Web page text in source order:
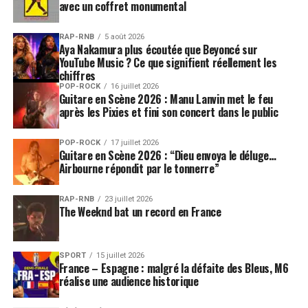
Pudique mais en revanche, tu assumes peut être
davantage certaines de tes convictions ou de tes
tragédies intimes. Je pense à la chansonQuédate. On
a la sensation d’album en album qu’on suit le
cheminement d’Olivia Ruiz et ce grand travail de
réconciliation avec ses racines ?
Maintenant, quand je vois tous mes disques je me dis que
Je n’aime pas l’amour, mais il y a quand même la
chanson cachée en duo avec mon père. « La femme
chocolat », c’était encore la chanson cachée avec mon
dépossédée de cette chose qui nous permet de
continuer notre quête, et de nous rapprocher
uniquement de nous même, qui est quelque chose de
personnel. Sur le live, il y a ces chansons en famille avec
mon cousin Steph à la contrebasse, qui m’accompagne
au quotidien sur la route avec Guy, le guitariste de mon
avec un coffret monumental
RAP-RNB 5 août 2026
Aya Nakamura plus écoutée que Beyoncé sur
YouTube Music ? Ce que signifient réellement les
chiffres
POP-ROCK 16 juillet 2026
Guitare en Scène 2026 : Manu Lanvin met le feu
après les Pixies et fini son concert dans le public
POP-ROCK 17 juillet 2026
Guitare en Scène 2026 : “Dieu envoya le déluge…
Airbourne répondit par le tonnerre”
RAP-RNB 23 juillet 2026
The Weeknd bat un record en France
SPORT 15 juillet 2026
France – Espagne : malgré la défaite des Bleus, M6
réalise une audience historique